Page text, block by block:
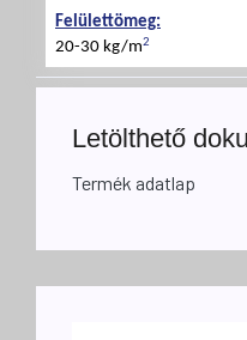
Felülettömeg:
20-30 kg/m2
Letölthető
Termék adatlap